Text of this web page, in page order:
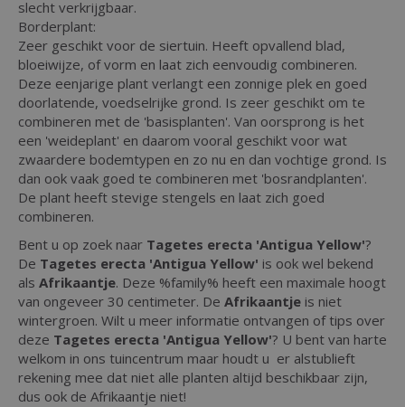
slecht verkrijgbaar.
Borderplant:
Zeer geschikt voor de siertuin. Heeft opvallend blad,
bloeiwijze, of vorm en laat zich eenvoudig combineren.
Deze eenjarige plant verlangt een zonnige plek en goed
doorlatende, voedselrijke grond. Is zeer geschikt om te
combineren met de 'basisplanten'. Van oorsprong is het
een 'weideplant' en daarom vooral geschikt voor wat
zwaardere bodemtypen en zo nu en dan vochtige grond. Is
dan ook vaak goed te combineren met 'bosrandplanten'.
De plant heeft stevige stengels en laat zich goed
combineren.
Bent u op zoek naar Tagetes erecta 'Antigua Yellow'?
De Tagetes erecta 'Antigua Yellow' is ook wel bekend
als Afrikaantje. Deze %family% heeft een maximale hoogt
van ongeveer 30 centimeter. De Afrikaantje is niet
wintergroen. Wilt u meer informatie ontvangen of tips over
deze Tagetes erecta 'Antigua Yellow'? U bent van harte
welkom in ons tuincentrum maar houdt u er alstublieft
rekening mee dat niet alle planten altijd beschikbaar zijn,
dus ook de Afrikaantje niet!